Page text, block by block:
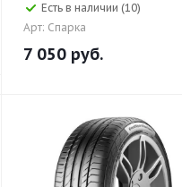
Есть в наличии (10)
Арт: Спарка
7 050 руб.